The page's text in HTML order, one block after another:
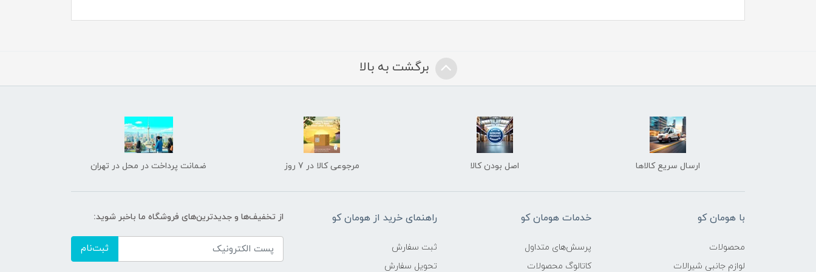
برگشت به بالا
ارسال سریع کالاها اصل بودن کالا مرجوعی کالا در 7 روز ضمانت پرداخت در محل در تهران
با هومان کو
محصولات
لوازم جانبی شیرالات
خدمات هومان کو
پرسش‌های متداول
کاتالوگ محصولات
راهنمای خرید از هومان کو
ثبت سفارش
تحویل سفارش
از تخفیف‌ها و جدیدترین‌های فروشگاه ما باخبر شوید:
ثبت‌نام